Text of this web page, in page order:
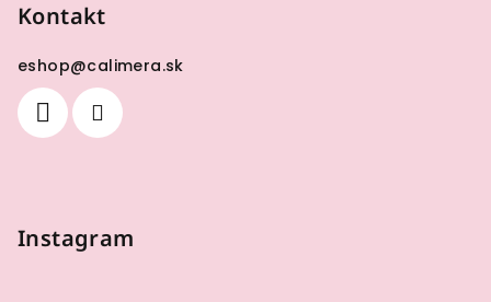
Kontakt
eshop@calimera.sk
Instagram